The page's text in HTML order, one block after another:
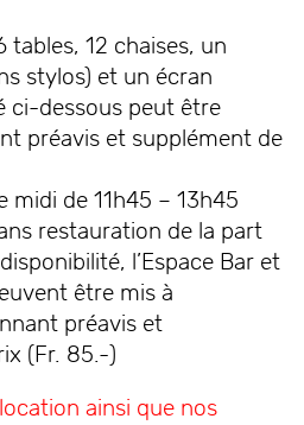
tables, 12 chaises, un
stylos) et un écran
ci-dessous peut être
préavis et supplément de
midi de 11h45 – 13h45
restauration de la part
l’Espace Bar et
être mis à
préavis et
(Fr. 85.-)
ainsi que nos